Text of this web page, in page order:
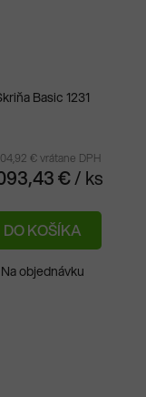
Basic 1231
€ vrátane DPH
€/ ks
DO KOŠÍKA
Na objednávku